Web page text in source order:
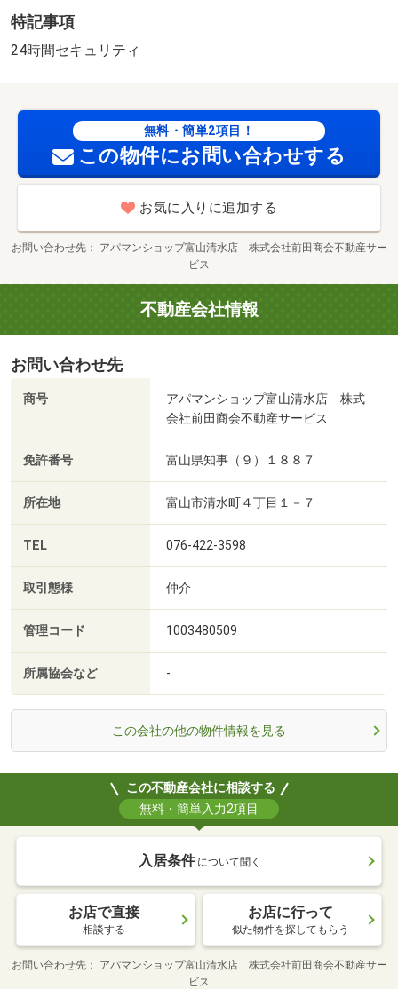
証委託料：２．２万／月額保証委託料：賃料総額の２．
２％又は５．５％ ※ペット可は２．５万／２．５％ 東
ｍ ／加盟団体名：（公社）富山県宅地建物取引協会 公
取協名：北陸不動産公正取引協議会加盟/クリーニング
費 70000円
特記事項
24時間セキュリティ
無料・簡単2項目！
この物件にお問い合わせする
お気に入りに追加する
お問い合わせ先
アパマンショップ富山清水店 株式会社前田商会不動産サー
ビス
不動産会社情報
お問い合わせ先
商号
アパマンショップ富山清水店 株式
会社前田商会不動産サービス
免許番号 富山県知事（９）１８８７
所在地 富山市清水町４丁目１－７
TEL 076-422-3598
取引態様 仲介
管理コード 1003480509
所属協会など -
この会社の他の物件情報を見る
この不動産会社に相談する
無料・簡単入力2項目
入居条件 について聞く
お店で直接
相談する
お店に行って
似た物件を探してもらう
お問い合わせ先
アパマンショップ富山清水店 株式会社前田商会不動産サー
ビス